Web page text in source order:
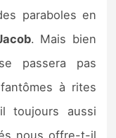
paraboles en
. Mais bien
passera pas
à rites
toujours aussi
nous offre-t-il